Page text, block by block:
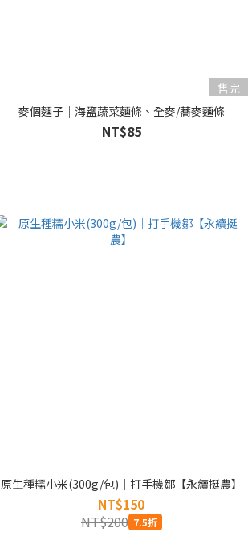
售完
麥個麵子｜海鹽蔬菜麵條、全麥/蕎麥麵條
NT$85
原生種糯小米(300g/包)｜打手機鄒【永續挺農】
NT$150
NT$200 7.5折